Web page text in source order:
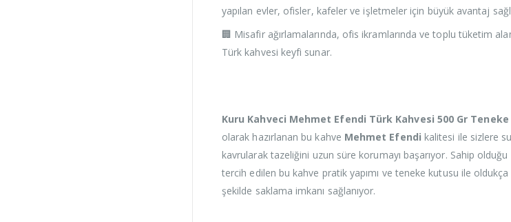
yapılan evler, ofisler, kafeler ve işletmeler için büyük avantaj
🏢 Misafir ağırlamalarında, ofis ikramlarında ve toplu tüketim
Türk kahvesi keyfi sunar.
Kuru Kahveci Mehmet Efendi Türk Kahvesi 500 Gr
olarak hazırlanan bu kahve Mehmet Efendi kalitesi ile sizlere
kavrularak tazeliğini uzun süre korumayı başarıyor. Sahip
tercih edilen bu kahve pratik yapımı ve teneke kutusu ile
şekilde saklama imkanı sağlanıyor.